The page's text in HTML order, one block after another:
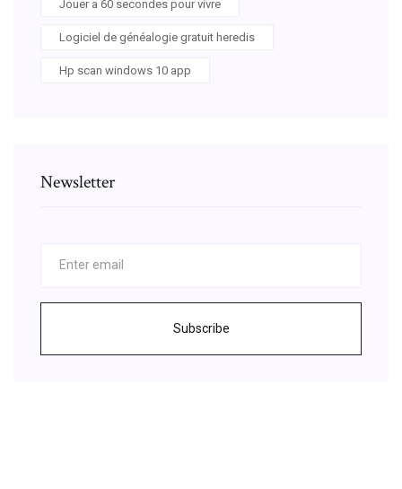
Jouer a 60 secondes pour vivre
Logiciel de généalogie gratuit heredis
Hp scan windows 10 app
Newsletter
Subscribe